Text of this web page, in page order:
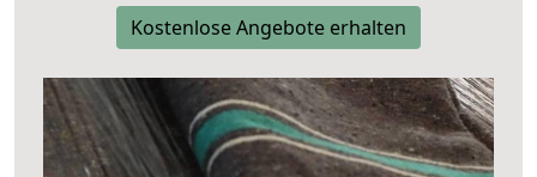
Kostenlose Angebote erhalten